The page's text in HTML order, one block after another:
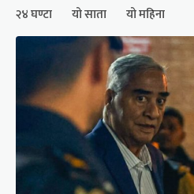
२४ घण्टा यो साता यो महिना